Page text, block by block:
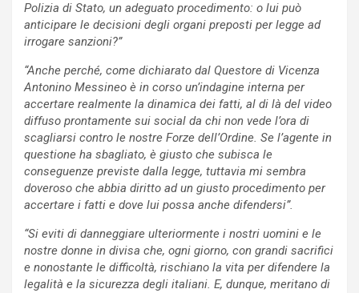
Polizia di Stato, un adeguato procedimento: o lui può
anticipare le decisioni degli organi preposti per legge ad
irrogare sanzioni?”
“Anche perché, come dichiarato dal Questore di Vicenza
Antonino Messineo è in corso un’indagine interna per
accertare realmente la dinamica dei fatti, al di là del video
diffuso prontamente sui social da chi non vede l’ora di
scagliarsi contro le nostre Forze dell’Ordine. Se l’agente in
questione ha sbagliato, è giusto che subisca le
conseguenze previste dalla legge, tuttavia mi sembra
doveroso che abbia diritto ad un giusto procedimento per
accertare i fatti e dove lui possa anche difendersi”.
“Si eviti di danneggiare ulteriormente i nostri uomini e le
nostre donne in divisa che, ogni giorno, con grandi sacrifici
e nonostante le difficoltà, rischiano la vita per difendere la
legalità e la sicurezza degli italiani. E, dunque, meritano di